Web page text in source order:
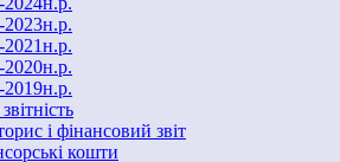
2023н.р.
2021н.р.
2020н.р.
2019н.р.
і фінансовий звіт
кошти